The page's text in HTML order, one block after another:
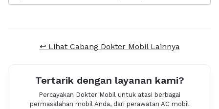
↩ Lihat Cabang Dokter Mobil Lainnya
Tertarik dengan layanan kami?
Percayakan Dokter Mobil untuk atasi berbagai
permasalahan mobil Anda, dari perawatan AC mobil